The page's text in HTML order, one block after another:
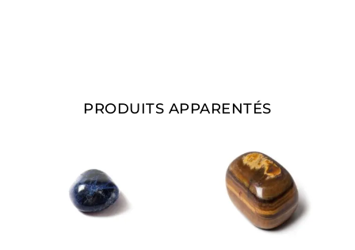
PRODUITS APPARENTÉS